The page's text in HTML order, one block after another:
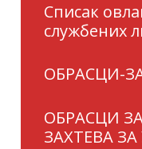
Списак
службених
ОБРАСЦИ-
ОБРАСЦИ
ЗАХТЕВА